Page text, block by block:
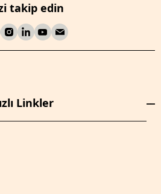
takip edin
Linkler